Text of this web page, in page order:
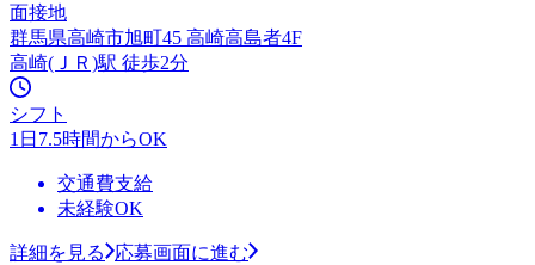
面接地
群馬県高崎市旭町45 高崎高島者4F
高崎(ＪＲ)駅 徒歩2分
シフト
1日7.5時間からOK
交通費支給
未経験OK
詳細を見る
応募画面に進む